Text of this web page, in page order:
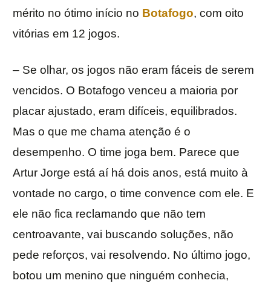
mérito no ótimo início no Botafogo, com oito
vitórias em 12 jogos.
– Se olhar, os jogos não eram fáceis de serem
vencidos. O Botafogo venceu a maioria por
placar ajustado, eram difíceis, equilibrados.
Mas o que me chama atenção é o
desempenho. O time joga bem. Parece que
Artur Jorge está aí há dois anos, está muito à
vontade no cargo, o time convence com ele. E
ele não fica reclamando que não tem
centroavante, vai buscando soluções, não
pede reforços, vai resolvendo. No último jogo,
botou um menino que ninguém conhecia,